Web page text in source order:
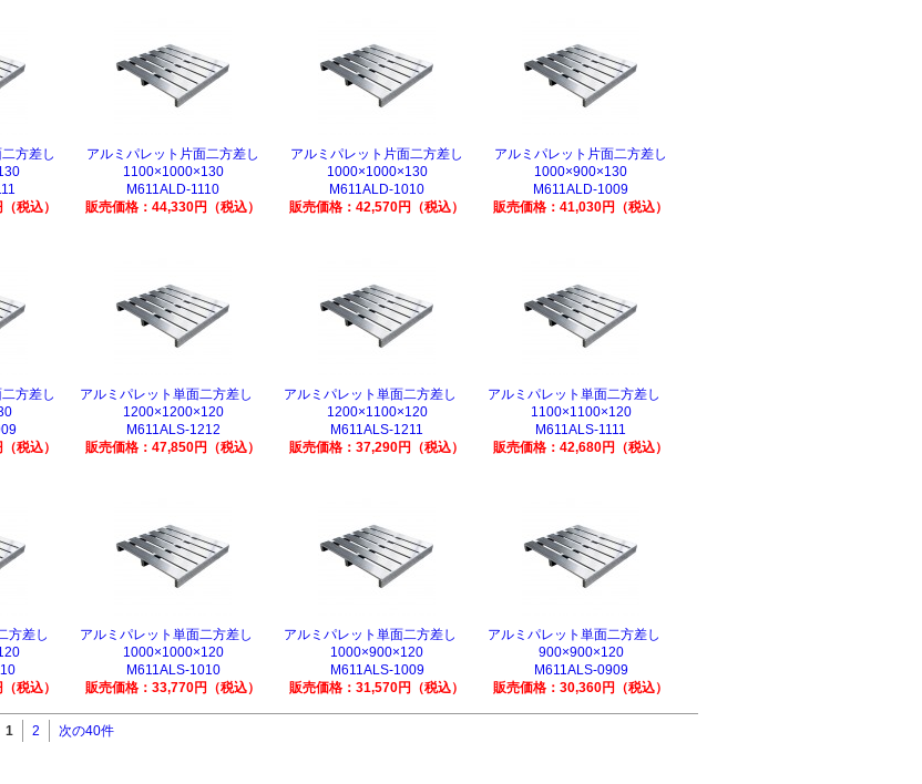
方差し
税込）
アルミパレット片面二方差し
1100×1000×130
M611ALD-1110
販売価格：44,330円（税込）
アルミパレット片面二方差し
1000×1000×130
M611ALD-1010
販売価格：42,570円（税込）
アルミパレット片面二方差し
1000×900×130
M611ALD-1009
販売価格：41,030円（税込）
方差し
税込）
アルミパレット単面二方差し
1200×1200×120
M611ALS-1212
販売価格：47,850円（税込）
アルミパレット単面二方差し
1200×1100×120
M611ALS-1211
販売価格：37,290円（税込）
アルミパレット単面二方差し
1100×1100×120
M611ALS-1111
販売価格：42,680円（税込）
方差し
税込）
アルミパレット単面二方差し
1000×1000×120
M611ALS-1010
販売価格：33,770円（税込）
アルミパレット単面二方差し
1000×900×120
M611ALS-1009
販売価格：31,570円（税込）
アルミパレット単面二方差し
900×900×120
M611ALS-0909
販売価格：30,360円（税込）
1 2 次の40件